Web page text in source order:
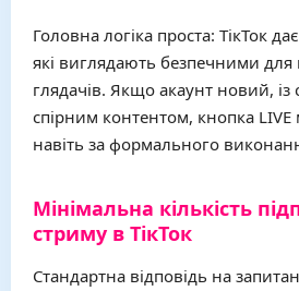
Головна логіка проста: ТікТок
які виглядають безпечними для
глядачів. Якщо акаунт новий, із
спірним контентом, кнопка LIVE
навіть за формального
Мінімальна кількість
стриму в ТікТок
Стандартна відповідь на